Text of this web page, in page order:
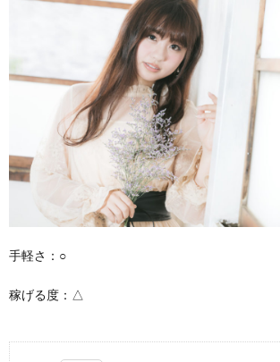
手軽さ：○
稼げる度：△